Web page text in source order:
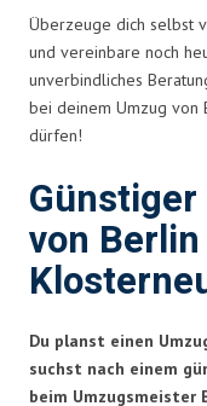
Überzeuge dich selbst
und vereinbare noch
unverbindliches
bei deinem Umzug von
dürfen!
von
Du planst einen
suchst nach einem
beim Umzugsmeister